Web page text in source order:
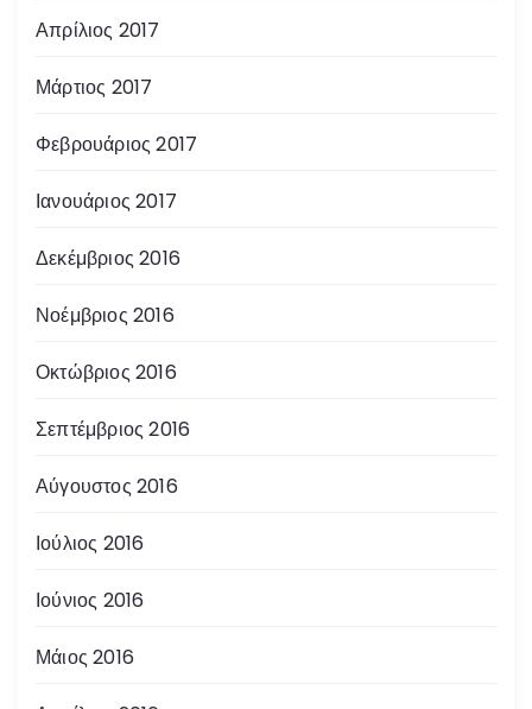
Απρίλιος 2017
Μάρτιος 2017
Φεβρουάριος 2017
Ιανουάριος 2017
Δεκέμβριος 2016
Νοέμβριος 2016
Οκτώβριος 2016
Σεπτέμβριος 2016
Αύγουστος 2016
Ιούλιος 2016
Ιούνιος 2016
Μάιος 2016